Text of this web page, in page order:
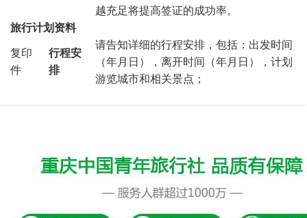
越充足将提高签证的成功率。
旅行计划资料
复印
件
行程安
排
请告知详细的行程安排，包括：出发时间
（年月日），离开时间（年月日），计划
游览城市和相关景点；